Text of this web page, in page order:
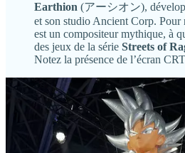
Earthion (アーシオン),
et son studio Ancient Corp. Pour
est un compositeur mythique, à
des jeux de la série Streets of
Notez la présence de l’écran